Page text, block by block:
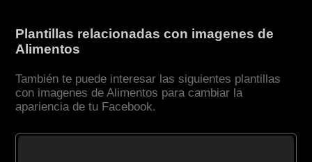
Plantillas relacionadas con imagenes de
Alimentos
También te puede interesar las siguientes plantillas
con imagenes de Alimentos para cambiar la
apariencia de tu Facebook.